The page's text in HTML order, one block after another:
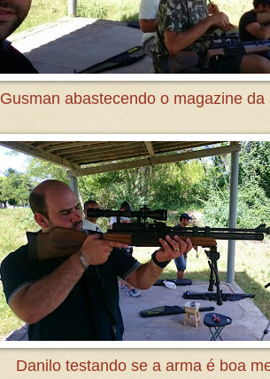
Gusman abastecendo o magazine da
Danilo testando se a arma é boa